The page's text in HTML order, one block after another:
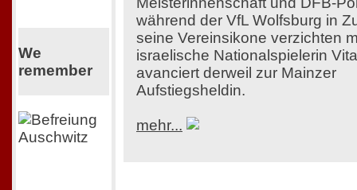
We
remember
während der VfL Wolfsburg in
seine Vereinsikone verzichten
israelische Nationalspielerin
avanciert derweil zur Mainzer
Aufstiegsheldin.
mehr...